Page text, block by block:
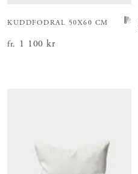
KUDDFODRAL 50X60 CM
fr. Pris:1 100 kr
1 100 kr